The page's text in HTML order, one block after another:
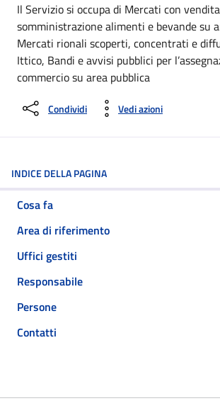
Il Servizio si occupa di Mercati con
somministrazione alimenti e bevande su
Mercati rionali scoperti, concentrati e
Ittico, Bandi e avvisi pubblici per
commercio su area pubblica
Condividi Vedi azioni
INDICE DELLA PAGINA
Cosa fa
Area di riferimento
Uffici gestiti
Responsabile
Persone
Contatti